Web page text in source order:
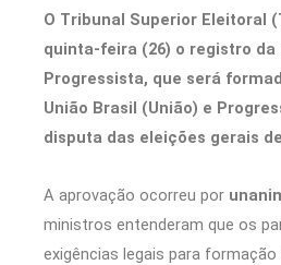
O Tribunal Superior Eleitoral
quinta-feira (26) o registro da
Progressista, que será
União Brasil (União) e
disputa das eleições gerais
A aprovação ocorreu por
ministros entenderam que os
exigências legais para formação